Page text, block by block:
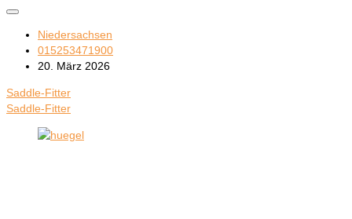
Niedersachsen
015253471900
20. März 2026
Saddle-Fitter
Saddle-Fitter